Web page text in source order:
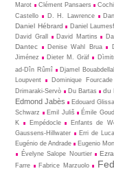
Marot Clément Pansaers
Castello
D. H. Lawrence
Daniel Hébrard Daniel
David Grall
David Martins
Dantec
Denise Wahl Brua
Jiménez
Dieter M. Gräf
ad-Dîn Rûmî
Djamel
Loupvent
Dominique Fourcade
Drimaraki-Servò
Du Bartas du
Edmond Jabès
Edouard
Schwarz
Emil Juliš Émile
K
Empédocle Enfants de
Gaussens-Hillwater
Erri de Luca
Eugénio de Andrade Eugenio
Évelyne Salope Nourtier
Farre
Fabrice Marzuolo